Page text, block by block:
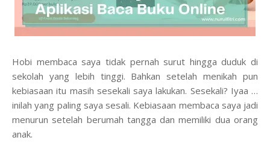
Hobi membaca saya tidak pernah surut hingga duduk di
sekolah yang lebih tinggi. Bahkan setelah menikah pun
kebiasaan itu masih sesekali saya lakukan. Sesekali? Iyaa …
inilah yang paling saya sesali. Kebiasaan membaca saya jadi
menurun setelah berumah tangga dan memiliki dua orang
anak.